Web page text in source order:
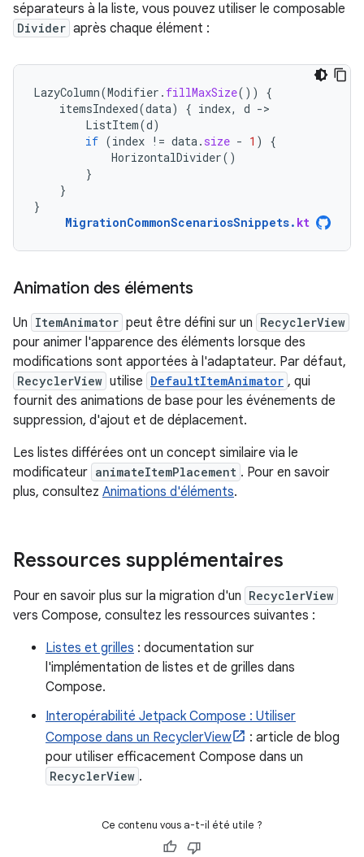
séparateurs à la liste, vous pouvez utiliser le composable
Divider après chaque élément :
LazyColumn(Modifier . fillMaxSize())
{
itemsIndexed(data) { index, d -
ListItem(d)
if (index != data. size - 1 )
{
HorizontalDivider()
}
}
}
MigrationCommonScenariosSnippets. kt
Animation des éléments
Un ItemAnimator peut être défini sur un RecyclerView
pour animer l'apparence des éléments lorsque des
modifications sont apportées à l'adaptateur. Par défaut,
RecyclerView utilise DefaultItemAnimator , qui
fournit des animations de base pour les événements de
suppression, d'ajout et de déplacement.
Les listes différées ont un concept similaire via le
modificateur animateItemPlacement . Pour en savoir
plus, consultez Animations d'éléments.
Ressources supplémentaires
Pour en savoir plus sur la migration d'un RecyclerView
vers Compose, consultez les ressources suivantes :
Listes et grilles : documentation sur
l'implémentation de listes et de grilles dans
Compose.
Interopérabilité Jetpack Compose : Utiliser
Compose dans un RecyclerView
: article de blog
pour utiliser efficacement Compose dans un
RecyclerView .
Ce contenu vous a-t-il été utile ?